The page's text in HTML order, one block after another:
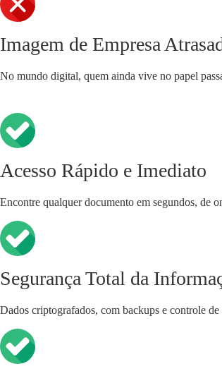
Imagem de Empresa
No mundo digital, quem ainda vive no papel
Acesso Rápido e Imediato
Encontre qualquer documento em segundos, de
Segurança Total da
Dados criptografados, com backups e controle